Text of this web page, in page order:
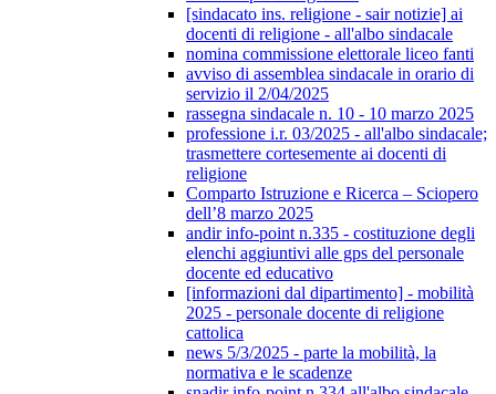
[sindacato ins. religione - sair notizie] ai
docenti di religione - all'albo sindacale
nomina commissione elettorale liceo fanti
avviso di assemblea sindacale in orario di
servizio il 2/04/2025
rassegna sindacale n. 10 - 10 marzo 2025
professione i.r. 03/2025 - all'albo sindacale;
trasmettere cortesemente ai docenti di
religione
Comparto Istruzione e Ricerca – Sciopero
dell’8 marzo 2025
andir info-point n.335 - costituzione degli
elenchi aggiuntivi alle gps del personale
docente ed educativo
[informazioni dal dipartimento] - mobilità
2025 - personale docente di religione
cattolica
news 5/3/2025 - parte la mobilità, la
normativa e le scadenze